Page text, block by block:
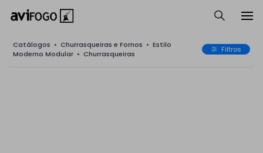
Catálogos • Churrasqueiras e Fornos • Estilo
Moderno Modular • Churrasqueiras Filtros